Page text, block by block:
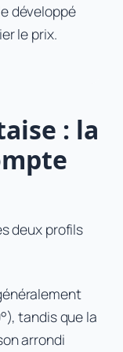
développé
le prix.
: la
deux profils
tandis que la
arrondi